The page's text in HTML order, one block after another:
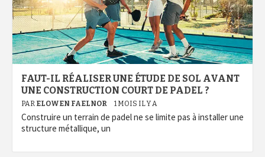
FAUT-IL RÉALISER UNE ÉTUDE DE SOL AVANT
UNE CONSTRUCTION COURT DE PADEL ?
PAR ELOWEN FAELNOR 1 MOIS IL Y A
Construire un terrain de padel ne se limite pas à installer une
structure métallique, un